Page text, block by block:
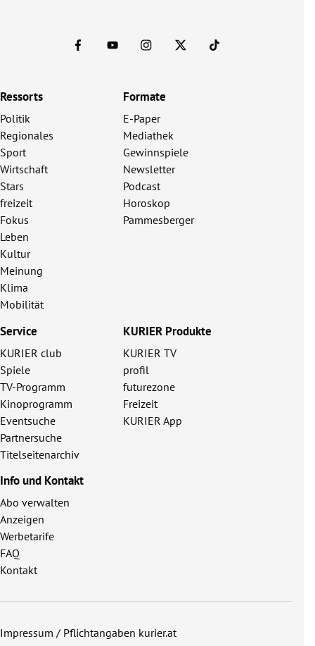
Ressorts
Politik
Regionales
Sport
Wirtschaft
Stars
freizeit
Fokus
Leben
Kultur
Meinung
Klima
Mobilität
Formate
E-Paper
Mediathek
Gewinnspiele
Newsletter
Podcast
Horoskop
Pammesberger
Service
KURIER club
Spiele
TV-Programm
Kinoprogramm
Eventsuche
Partnersuche
Titelseitenarchiv
KURIER Produkte
KURIER TV
profil
futurezone
Freizeit
KURIER App
Info und Kontakt
Abo verwalten
Anzeigen
Werbetarife
FAQ
Kontakt
Impressum / Pflichtangaben kurier.at